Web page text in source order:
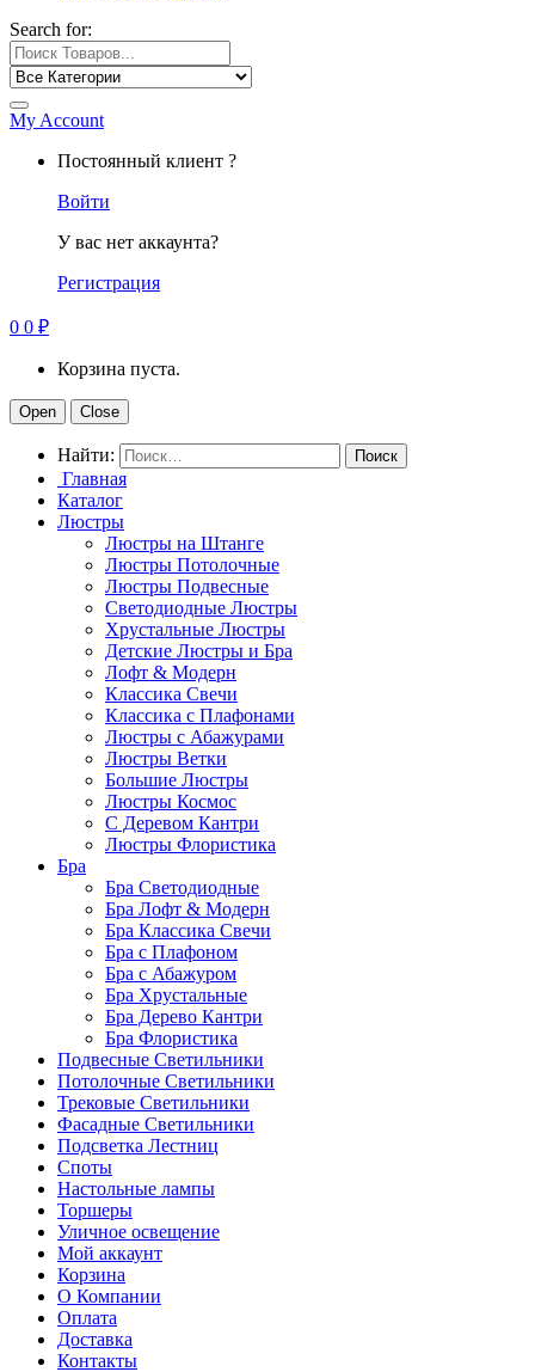
Search for:
My Account
Постоянный клиент ?
Войти
У вас нет аккаунта?
Регистрация
0 0 ₽
Корзина пуста.
Open Close
Найти:
Главная
Каталог
Люстры
Люстры на Штанге
Люстры Потолочные
Люстры Подвесные
Светодиодные Люстры
Хрустальные Люстры
Детские Люстры и Бра
Лофт & Модерн
Классика Свечи
Классика с Плафонами
Люстры с Абажурами
Люстры Ветки
Большие Люстры
Люстры Космос
С Деревом Кантри
Люстры Флористика
Бра
Бра Светодиодные
Бра Лофт & Модерн
Бра Классика Свечи
Бра с Плафоном
Бра с Абажуром
Бра Хрустальные
Бра Дерево Кантри
Бра Флористика
Подвесные Светильники
Потолочные Светильники
Трековые Светильники
Фасадные Светильники
Подсветка Лестниц
Споты
Настольные лампы
Торшеры
Уличное освещение
Мой аккаунт
Корзина
О Компании
Оплата
Доставка
Контакты